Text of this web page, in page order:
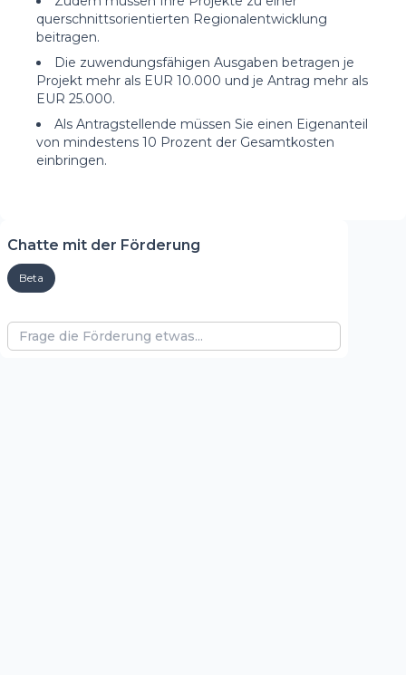
querschnittsorientierten Regionalentwicklung
beitragen.
Die zuwendungsfähigen Ausgaben betragen je
Projekt mehr als EUR 10.000 und je Antrag mehr als
EUR 25.000.
Als Antragstellende müssen Sie einen Eigenanteil
von mindestens 10 Prozent der Gesamtkosten
einbringen.
Chatte mit der Förderung
Beta